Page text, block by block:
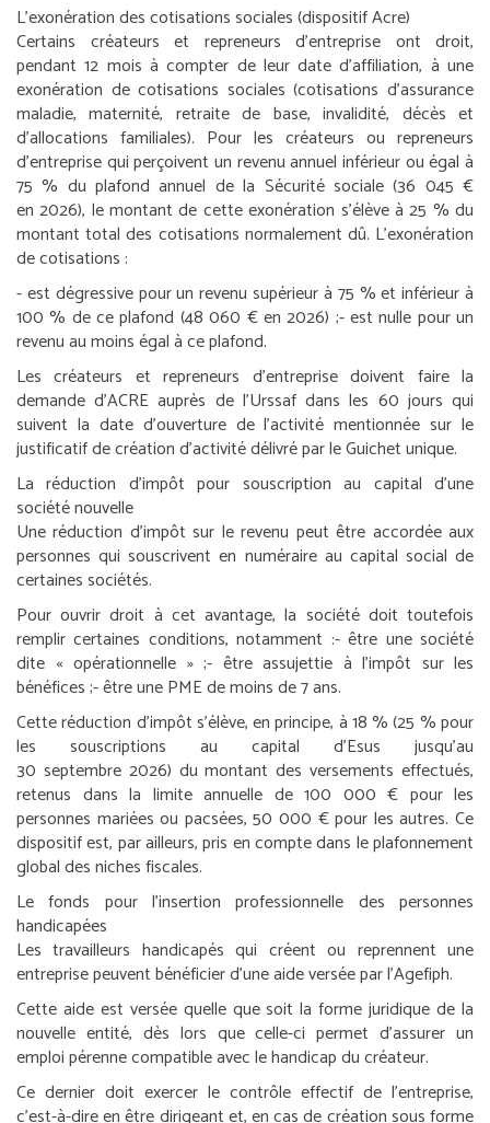
L’exonération des cotisations sociales (dispositif Acre)
Certains créateurs et repreneurs d’entreprise ont droit,
pendant 12 mois à compter de leur date d’affiliation, à une
exonération de cotisations sociales (cotisations d’assurance
maladie, maternité, retraite de base, invalidité, décès et
d’allocations familiales). Pour les créateurs ou repreneurs
d’entreprise qui perçoivent un revenu annuel inférieur ou égal à
75 % du plafond annuel de la Sécurité sociale (36 045 €
en 2026), le montant de cette exonération s’élève à 25 % du
montant total des cotisations normalement dû. L’exonération
de cotisations :
- est dégressive pour un revenu supérieur à 75 % et inférieur à
100 % de ce plafond (48 060 € en 2026) ;- est nulle pour un
revenu au moins égal à ce plafond.
Les créateurs et repreneurs d’entreprise doivent faire la
demande d’ACRE auprès de l’Urssaf dans les 60 jours qui
suivent la date d’ouverture de l’activité mentionnée sur le
justificatif de création d’activité délivré par le Guichet unique.
La réduction d’impôt pour souscription au capital d’une
société nouvelle
Une réduction d’impôt sur le revenu peut être accordée aux
personnes qui souscrivent en numéraire au capital social de
certaines sociétés.
Pour ouvrir droit à cet avantage, la société doit toutefois
remplir certaines conditions, notamment :- être une société
dite « opérationnelle » ;- être assujettie à l’impôt sur les
bénéfices ;- être une PME de moins de 7 ans.
Cette réduction d’impôt s’élève, en principe, à 18 % (25 % pour
les souscriptions au capital d’Esus jusqu’au
30 septembre 2026) du montant des versements effectués,
retenus dans la limite annuelle de 100 000 € pour les
personnes mariées ou pacsées, 50 000 € pour les autres. Ce
dispositif est, par ailleurs, pris en compte dans le plafonnement
global des niches fiscales.
Le fonds pour l’insertion professionnelle des personnes
handicapées
Les travailleurs handicapés qui créent ou reprennent une
entreprise peuvent bénéficier d’une aide versée par l’Agefiph.
Cette aide est versée quelle que soit la forme juridique de la
nouvelle entité, dès lors que celle-ci permet d’assurer un
emploi pérenne compatible avec le handicap du créateur.
Ce dernier doit exercer le contrôle effectif de l’entreprise,
c’est-à-dire en être dirigeant et, en cas de création sous forme